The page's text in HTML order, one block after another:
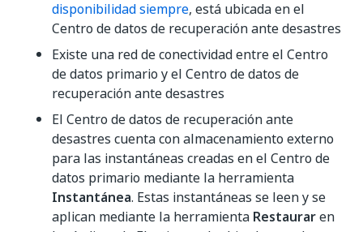
disponibilidad siempre, está ubicada en el
Centro de datos de recuperación ante desastres
Existe una red de conectividad entre el Centro
de datos primario y el Centro de datos de
recuperación ante desastres
El Centro de datos de recuperación ante
desastres cuenta con almacenamiento externo
para las instantáneas creadas en el Centro de
datos primario mediante la herramienta
Instantánea. Estas instantáneas se leen y se
aplican mediante la herramienta Restauraren